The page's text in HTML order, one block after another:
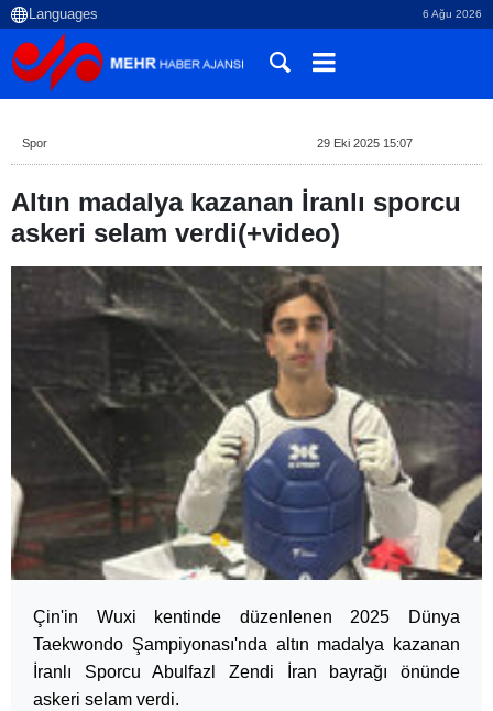
6 Ağu 2026
Spor 29 Eki 2025 15:07
Altın madalya kazanan İranlı sporcu
askeri selam verdi(+video)
Çin'in Wuxi kentinde düzenlenen 2025 Dünya
Taekwondo Şampiyonası'nda altın madalya kazanan
İranlı Sporcu Abulfazl Zendi İran bayrağı önünde
askeri selam verdi.